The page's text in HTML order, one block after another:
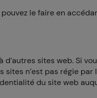
le faire en
sites web. Si
sites n’est pas régie
du site web